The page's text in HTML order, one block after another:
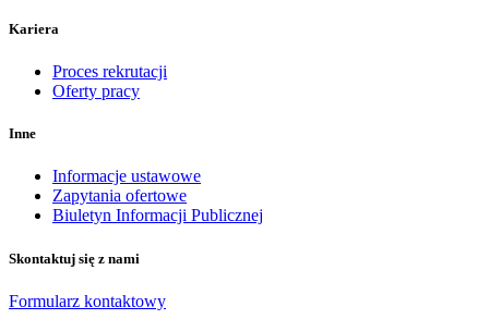
Kariera
Proces rekrutacji
Oferty pracy
Inne
Informacje ustawowe
Zapytania ofertowe
Biuletyn Informacji Publicznej
Skontaktuj się z nami
Formularz kontaktowy